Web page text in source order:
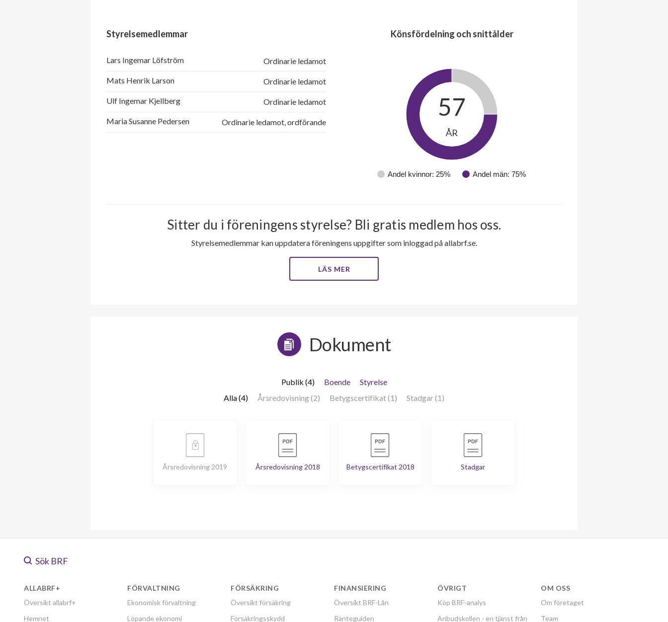
Styrelsemedlemmar
Lars Ingemar Löfström Ordinarie ledamot
Mats Henrik Larson Ordinarie ledamot
Ulf Ingemar Kjellberg Ordinarie ledamot
Maria Susanne Pedersen Ordinarie ledamot, ordförande
Könsfördelning och snittålder
Andel kvinnor: 25% Andel män: 75%
57
ÅR
Sitter du i föreningens styrelse? Bli gratis medlem hos oss.
Styrelsemedlemmar kan uppdatera föreningens uppgifter som inloggad på allabrf.se.
LÄS MER
Dokument
Publik (4) Boende
Styrelse
Alla (4)
Årsredovisning (2) Betygscertifikat (1) Stadgar (1)
Årsredovisning 2019 Årsredovisning 2018 Betygscertifikat 2018 Stadgar
Sök BRF
ALLABRF+
Översikt allabrf+
Hemnet
FÖRVALTNING
Ekonomisk förvaltning
Löpande ekonomi
FÖRSÄKRING
Översikt försäkring
Försäkringsskydd
FINANSIERING
Översikt BRF-Lån
Ränteguiden
ÖVRIGT
Köp BRF-analys
Anbudskollen - en tjänst från
OM OSS
Om företaget
Team